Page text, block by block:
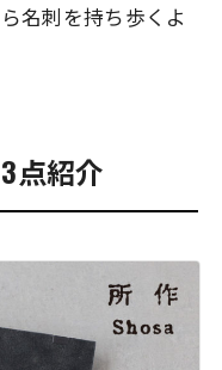
名刺を持ち歩くよ
点紹介